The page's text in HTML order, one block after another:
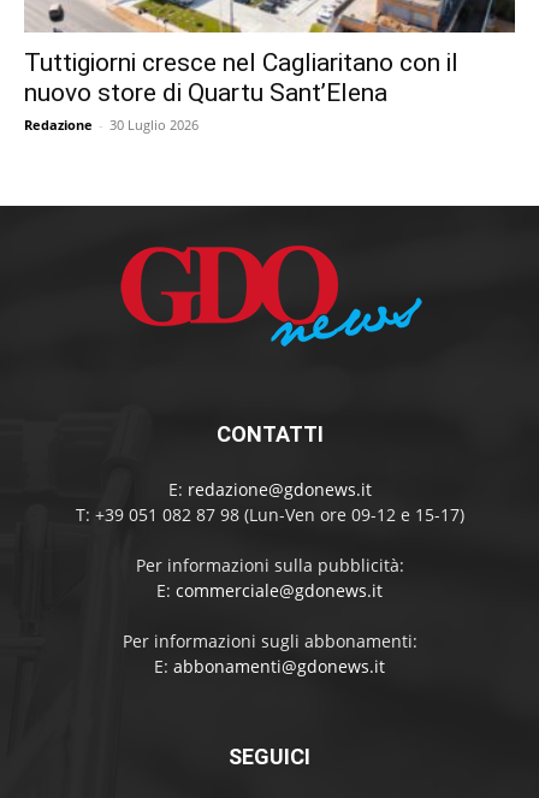
Tuttigiorni cresce nel Cagliaritano con il
nuovo store di Quartu Sant’Elena
Redazione - 30 Luglio 2026
CONTATTI
E: redazione@gdonews.it
T: +39 051 082 87 98 (Lun-Ven ore 09-12 e 15-17)
Per informazioni sulla pubblicità:
E: commerciale@gdonews.it
Per informazioni sugli abbonamenti:
E: abbonamenti@gdonews.it
SEGUICI